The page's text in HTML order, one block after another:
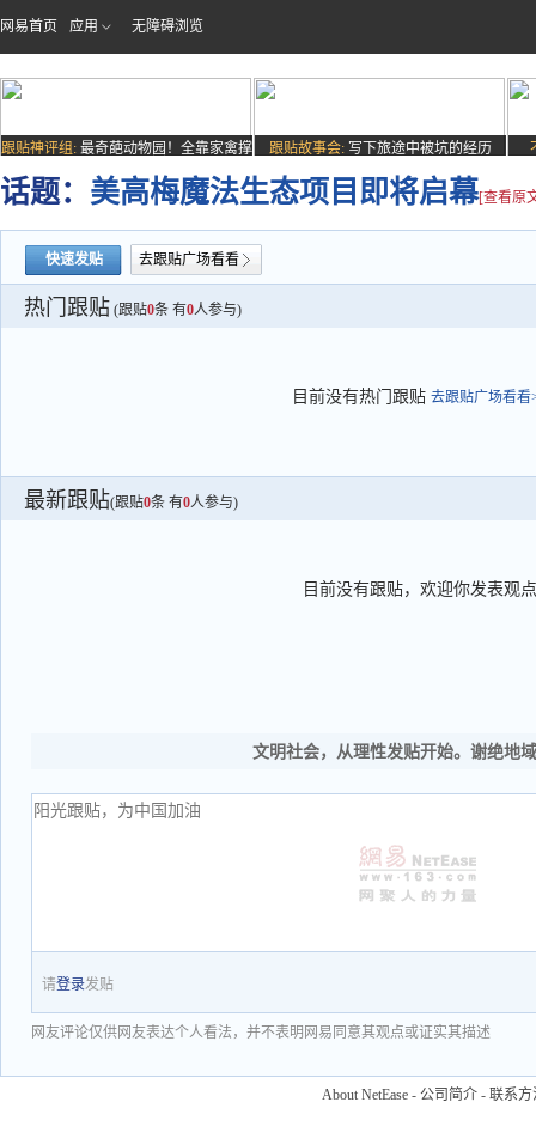
网易首页 应用 无障碍浏览
跟贴神评组: 最奇葩动物园！全靠家禽撑
场子
跟贴故事会: 写下旅途中被坑的经历
话题： 美高梅魔法生态项目即将启幕[查看原
快速发贴 去跟贴广场看看
热门跟贴 (跟贴0条 有0人参与)
目前没有热门跟贴 去跟贴广场看看
最新跟贴(跟贴0条 有0人参与)
目前没有跟贴，欢迎你发表观点
文明社会，从理性发贴开始。谢绝地
请登录发贴
网友评论仅供网友表达个人看法，并不表明网易同意其观点或证实其描述
About NetEase - 公司简介 - 联系方